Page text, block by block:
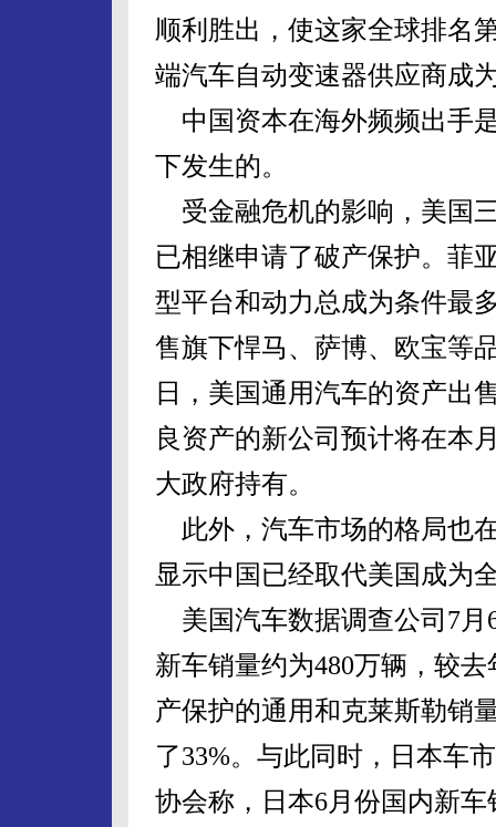
顺利胜出，使这家全球排名
端汽车自动变速器供应商成
中国资本在海外频频出手
下发生的。
受金融危机的影响，美国
已相继申请了破产保护。菲
型平台和动力总成为条件最
售旗下悍马、萨博、欧宝等
日，美国通用汽车的资产出
良资产的新公司预计将在本
大政府持有。
此外，汽车市场的格局也
显示中国已经取代美国成为
美国汽车数据调查公司7月
新车销量约为480万辆，较
产保护的通用和克莱斯勒销
了33%。与此同时，日本车
协会称，日本6月份国内新